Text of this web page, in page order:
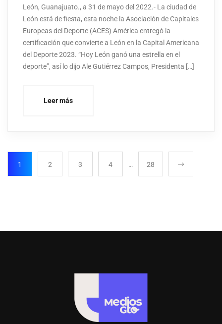
León, Guanajuato., a 31 de mayo del 2022.- La ciudad de
León está de fiesta, esta noche la Asociación de Capitales
Europeas del Deporte (ACES) América entregó la
certificación que convierte a León en la Capital Americana
del Deporte 2023. “Hoy León ganó una estrella en el
deporte”, así lo dijo Ale Gutiérrez Campos, Presidenta […]
Leer más
1 2 3 4 … 28